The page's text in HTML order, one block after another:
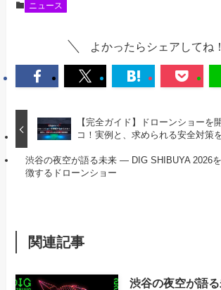
ニュース
よかったらシェアしてね！
【完全ガイド】ドローンショーを
コ！実例と、求められる安全対策
渋谷の夜空が語る未来 ― DIG SHIBUYA 2026
徴するドローンショー
関連記事
渋谷の夜空が語